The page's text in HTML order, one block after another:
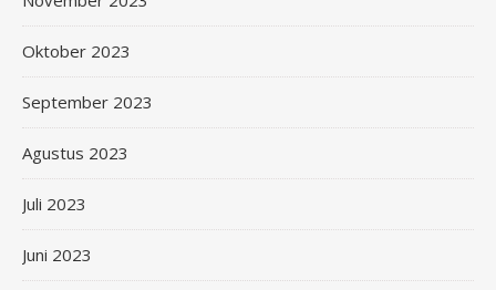
Oktober 2023
September 2023
Agustus 2023
Juli 2023
Juni 2023